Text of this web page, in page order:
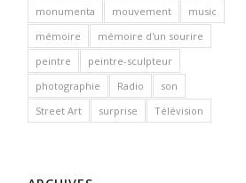
monumenta
mouvement
music
mémoire
mémoire d'un sourire
peintre
peintre-sculpteur
photographie
Radio
son
Street Art
surprise Télévision